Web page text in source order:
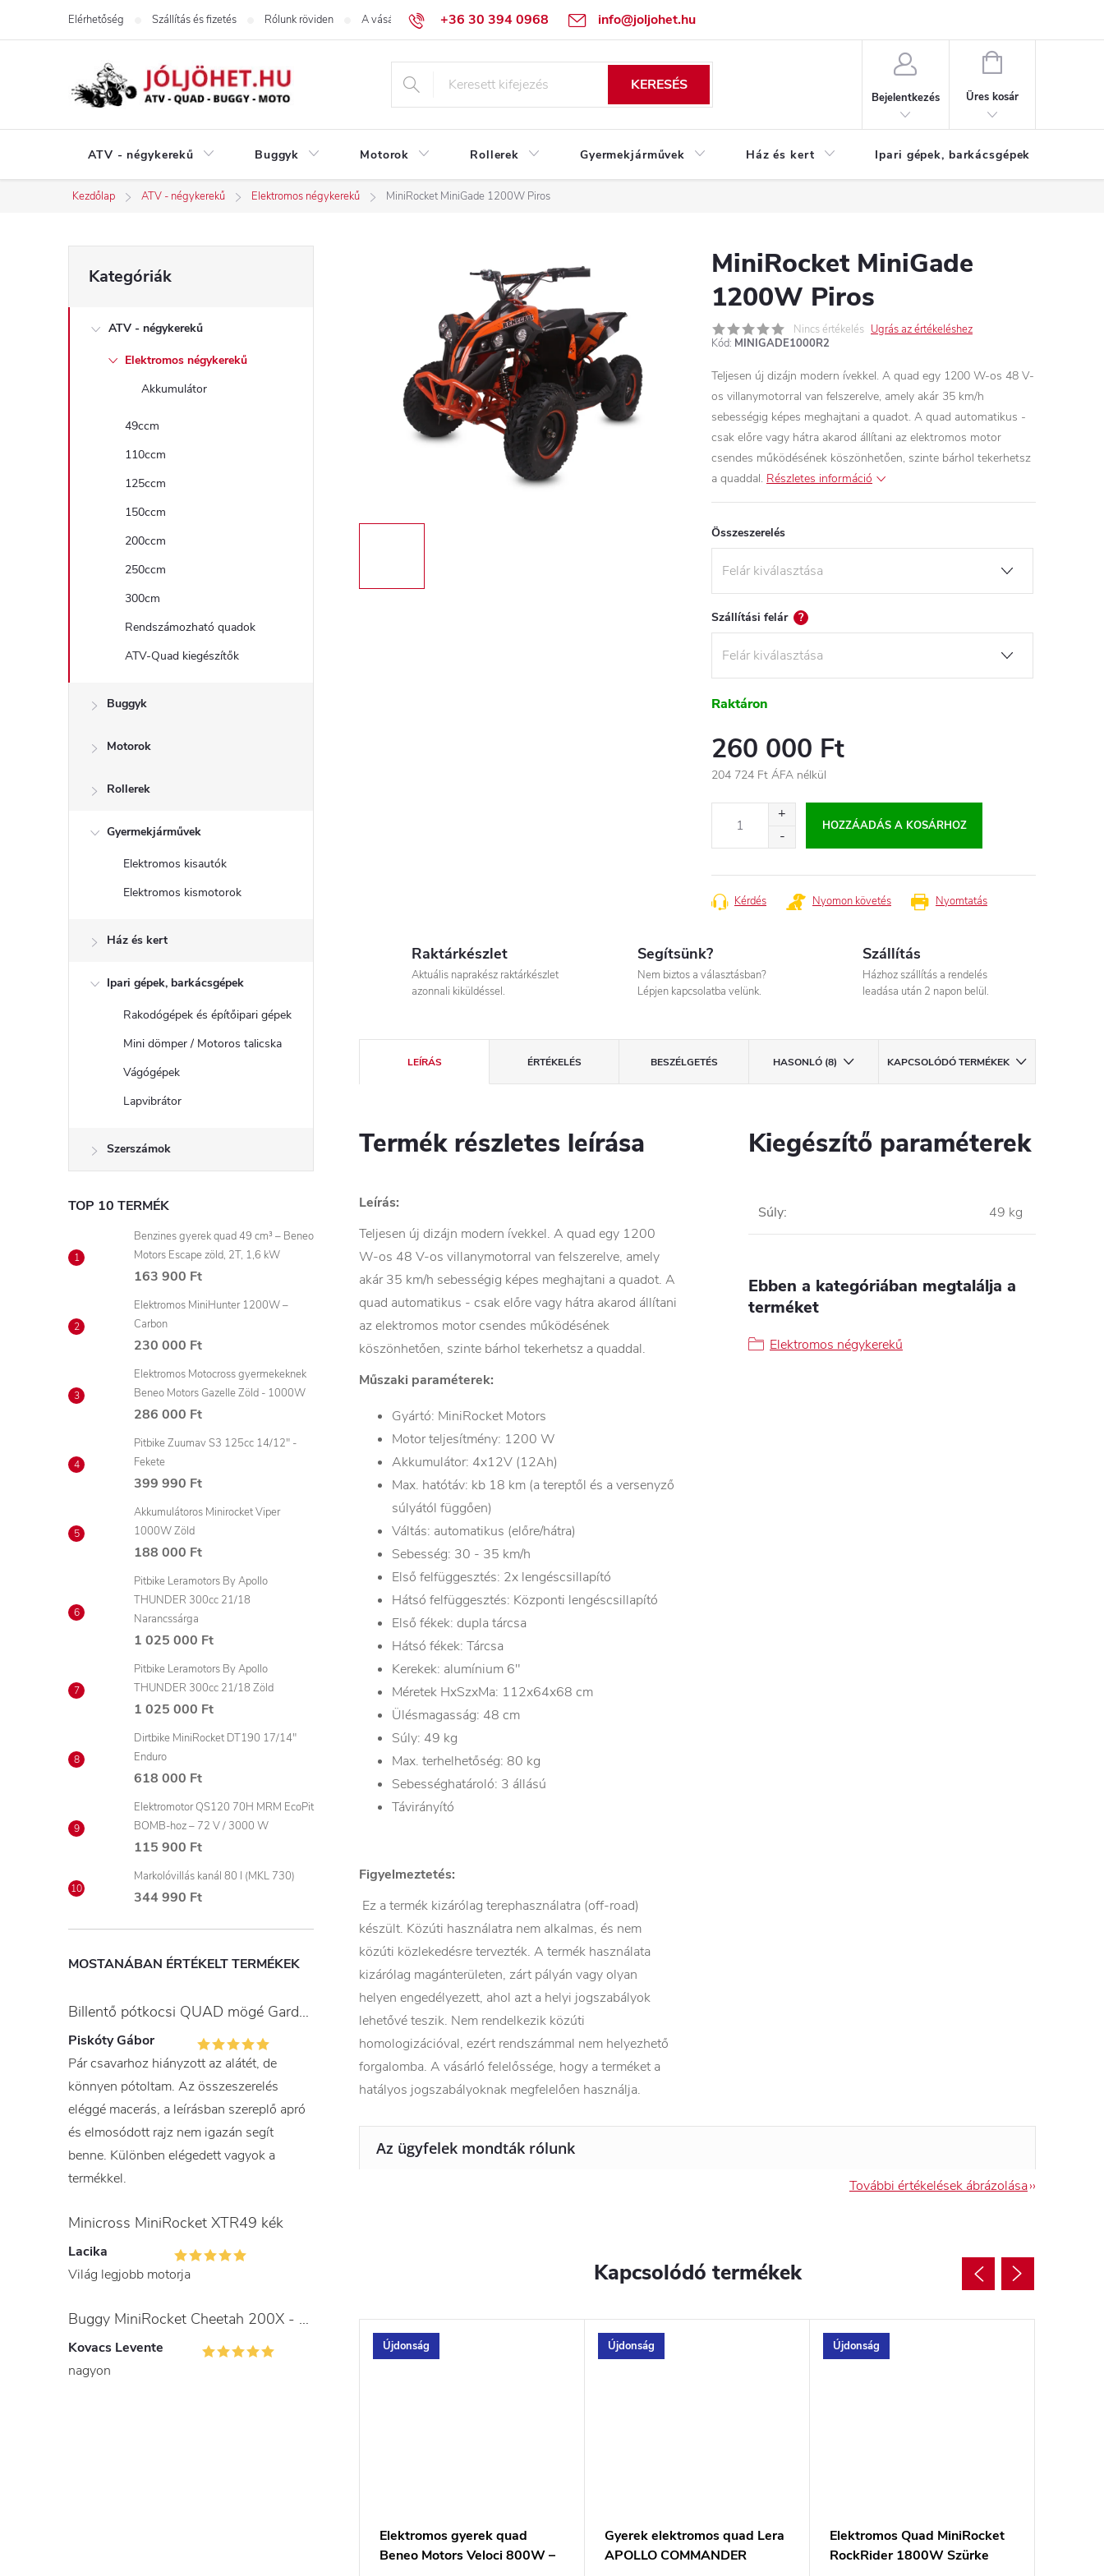
+36 30 394 0968 info@joljohet.hu
Elérhetőség Szállítás és fizetés Rólunk röviden A vásárlás lépései Üzleti feltételek (ÁSZF) Adatkezelési tájékoztató
KERESÉS
Bejelentkezés
KOSÁR
Üres kosár
ATV - négykerekű Buggyk Motorok Rollerek Gyermekjárművek Ház és kert Ipari gépek, barkácsgépek
Kezdőlap ATV - négykerekű Elektromos négykerekű MiniRocket MiniGade 1200W Piros
O
l
e
átugrása
Kategóriák
ATV - négykerekű
Elektromos négykerekű
Akkumulátor
49ccm
110ccm
125ccm
150ccm
200ccm
250ccm
300cm
Rendszámozható quadok
ATV-Quad kiegészítők
Buggyk
Motorok
Rollerek
Gyermekjárművek
Elektromos kisautók
Elektromos kismotorok
Ház és kert
Ipari gépek, barkácsgépek
Rakodógépek és építőipari gépek
Mini dömper / Motoros talicska
Vágógépek
Lapvibrátor
Szerszámok
TOP 10 TERMÉK
Benzines gyerek quad 49 cm³ – Beneo
Motors Escape zöld, 2T, 1,6 kW
163 900 Ft
Elektromos MiniHunter 1200W –
Carbon
230 000 Ft
Elektromos Motocross gyermekeknek
Beneo Motors Gazelle Zöld - 1000W
286 000 Ft
Pitbike Zuumav S3 125cc 14/12" -
Fekete
399 990 Ft
Akkumulátoros Minirocket Viper
1000W Zöld
188 000 Ft
Pitbike Leramotors By Apollo
THUNDER 300cc 21/18
Narancssárga
1 025 000 Ft
Pitbike Leramotors By Apollo
THUNDER 300cc 21/18 Zöld
1 025 000 Ft
Dirtbike MiniRocket DT190 17/14"
Enduro
618 000 Ft
Elektromotor QS120 70H MRM EcoPit
BOMB-hoz – 72 V / 3000 W
115 900 Ft
Markolóvillás kanál 80 l (MKL 730)
344 990 Ft
MOSTANÁBAN ÉRTÉKELT TERMÉKEK
Billentő pótkocsi QUAD mögé Gardner
Piskóty Gábor
Pár csavarhoz hiányzott az alátét, de
könnyen pótoltam. Az összeszerelés
eléggé macerás, a leírásban szereplő apró
és elmosódott rajz nem igazán segít
benne. Különben elégedett vagyok a
termékkel.
Minicross MiniRocket XTR49 kék
Lacika
Világ legjobb motorja
Buggy MiniRocket Cheetah 200X - gyerekeknek és felnőtteknek
Kovacs Levente
nagyon
MiniRocket MiniGade
1200W Piros
Nincs értékelés Ugrás az értékeléshez
Kód: MINIGADE1000R2
Teljesen új dizájn modern ívekkel. A quad egy 1200 W-os 48 V-
os villanymotorral van felszerelve, amely akár 35 km/h
sebességig képes meghajtani a quadot. A quad automatikus -
csak előre vagy hátra akarod állítani az elektromos motor
csendes működésének köszönhetően, szinte bárhol tekerhetsz
a quaddal. Részletes információ
Összeszerelés
Szállítási felár ?
Raktáron
260 000 Ft
204 724 Ft ÁFA nélkül
HOZZÁADÁS A KOSÁRHOZ
Nyomtatás
Kérdés Nyomon követés
Raktárkészlet
Aktuális naprakész raktárkészlet
azonnali kiküldéssel.
Segítsünk?
Nem biztos a választásban?
Lépjen kapcsolatba velünk.
Szállítás
Házhoz szállítás a rendelés
leadása után 2 napon belül.
LEÍRÁS ÉRTÉKELÉS BESZÉLGETÉS HASONLÓ (8) KAPCSOLÓDÓ TERMÉKEK
Termék részletes leírása
Leírás:
Teljesen új dizájn modern ívekkel. A quad egy 1200
W-os 48 V-os villanymotorral van felszerelve, amely
akár 35 km/h sebességig képes meghajtani a quadot. A
quad automatikus - csak előre vagy hátra akarod állítani
az elektromos motor csendes működésének
köszönhetően, szinte bárhol tekerhetsz a quaddal.
Műszaki paraméterek:
Gyártó: MiniRocket Motors
Motor teljesítmény: 1200 W
Akkumulátor: 4x12V (12Ah)
Max. hatótáv: kb 18 km (a tereptől és a versenyző
súlyától függően)
Váltás: automatikus (előre/hátra)
Sebesség: 30 - 35 km/h
Első felfüggesztés: 2x lengéscsillapító
Hátsó felfüggesztés: Központi lengéscsillapító
Első fékek: dupla tárcsa
Hátsó fékek: Tárcsa
Kerekek: alumínium 6"
Méretek HxSzxMa: 112x64x68 cm
Ülésmagasság: 48 cm
Súly: 49 kg
Max. terhelhetőség: 80 kg
Sebességhatároló: 3 állású
Távirányító
Figyelmeztetés:
Ez a termék kizárólag terephasználatra (off-road)
készült. Közúti használatra nem alkalmas, és nem
közúti közlekedésre tervezték. A termék használata
kizárólag magánterületen, zárt pályán vagy olyan
helyen engedélyezett, ahol azt a helyi jogszabályok
lehetővé teszik. Nem rendelkezik közúti
homologizációval, ezért rendszámmal nem helyezhető
forgalomba. A vásárló felelőssége, hogy a terméket a
hatályos jogszabályoknak megfelelően használja.
Kiegészítő paraméterek
Súly: 49 kg
Ebben a kategóriában megtalálja a
terméket
Elektromos négykerekű
További értékelések ábrázolása
Kapcsolódó termékek
Újdonság
Elektromos gyerek quad
Beneo Motors Veloci 800W –
Újdonság
Gyerek elektromos quad Lera
APOLLO COMMANDER
Újdonság
Elektromos Quad MiniRocket
RockRider 1800W Szürke